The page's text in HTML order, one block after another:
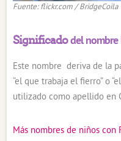
Fuente: flickr.com / BridgeCoila
Significadodel nombre
Este nombre deriva de la
“el que trabaja el fierro” o
utilizado como apellido en
Más nombres de niños con